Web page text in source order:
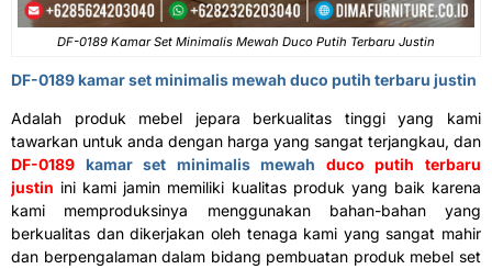
DF-0189 Kamar Set Minimalis Mewah Duco Putih Terbaru Justin
DF-0189kamar set minimalis mewah duco putih terbaru justin
Adalah produk mebel jepara berkualitas tinggi yang kami
tawarkan untuk anda dengan harga yang sangat terjangkau, dan
DF-0189 kamar set minimalis mewah duco putih terbaru
justin ini kami jamin memiliki kualitas produk yang baik karena
kami memproduksinya menggunakan bahan-bahan yang
berkualitas dan dikerjakan oleh tenaga kami yang sangat mahir
dan berpengalaman dalam bidang pembuatan produk mebel set